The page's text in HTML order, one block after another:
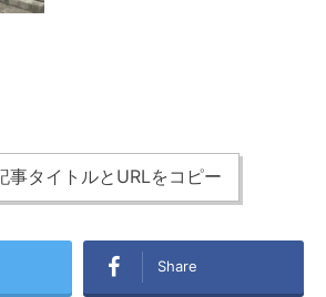
事タイトルとURLをコピー
Share